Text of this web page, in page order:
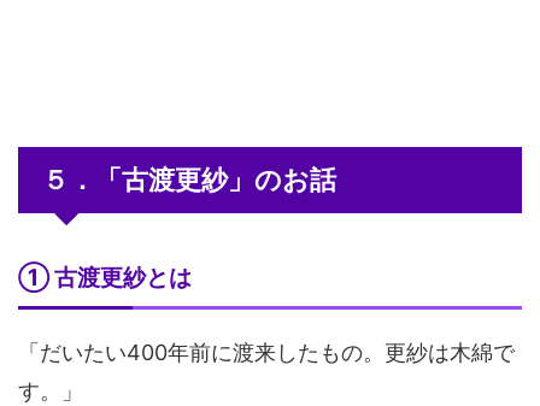
５．「古渡更紗」のお話
① 古渡更紗とは
「だいたい400年前に渡来したもの。更紗は木綿で
す。」